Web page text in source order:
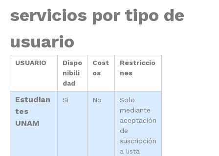
servicios por tipo de
usuario
USUARIO
Dispo
nibili
dad
Cost
os
Restriccio
nes
Estudian
tes
UNAM
Si No
Solo
mediante
aceptación
de
suscripción
a lista